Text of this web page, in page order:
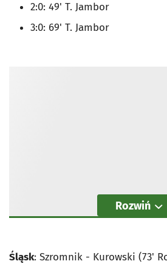
2:0: 49' T. Jambor
3:0: 69' T. Jambor
Rozwiń
Śląsk: Szromnik - Kurowski (73'